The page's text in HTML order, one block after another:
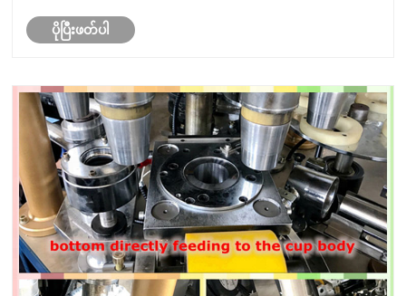
များနှင့်တည်ငြိမ်သော ultrosonic sealing တ......
ပိုပြီးဖတ်ပါ